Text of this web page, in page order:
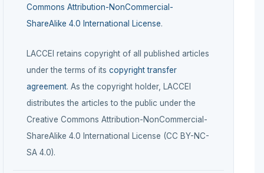
Commons Attribution-NonCommercial-
ShareAlike 4.0 International License.
LACCEI retains copyright of all published articles
under the terms of its copyright transfer
agreement. As the copyright holder, LACCEI
distributes the articles to the public under the
Creative Commons Attribution-NonCommercial-
ShareAlike 4.0 International License (CC BY-NC-
SA 4.0).